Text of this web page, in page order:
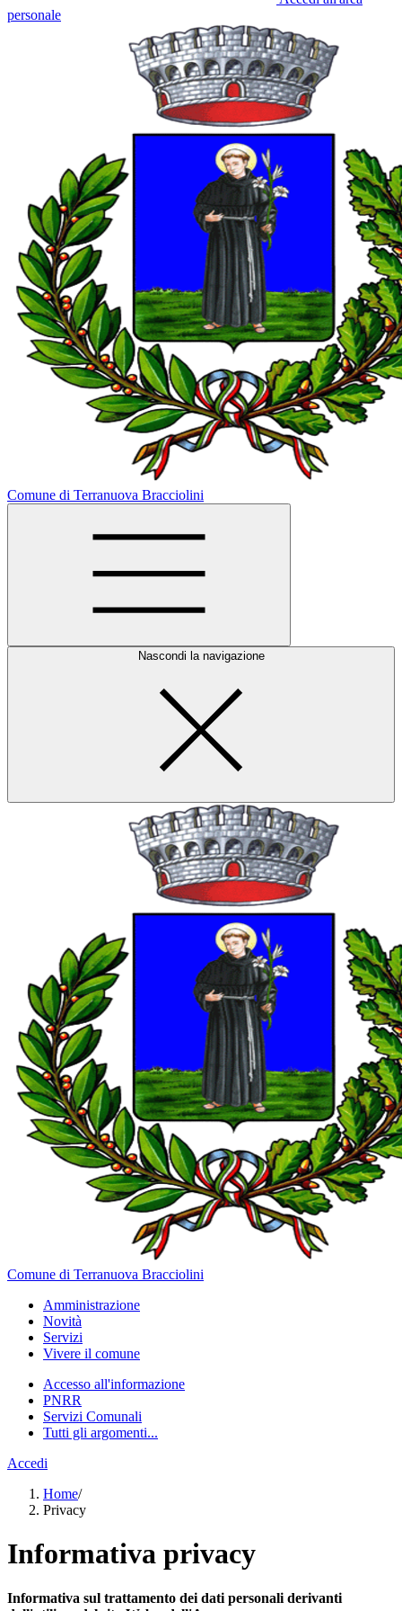
personale
Comune di Terranuova Bracciolini
Nascondi la navigazione
Comune di Terranuova Bracciolini
Amministrazione
Novità
Servizi
Vivere il comune
Accesso all'informazione
PNRR
Servizi Comunali
Tutti gli argomenti...
Accedi
Home/
Privacy
Informativa privacy
Informativa sul trattamento dei dati personali derivanti